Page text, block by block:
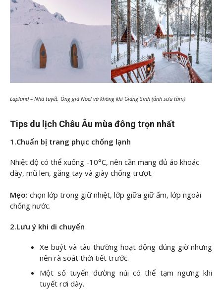
Lapland – Nhà tuyết, Ông già Noel và không khí Giáng Sinh (ảnh sưu tầm)
Tips du lịch Châu Âu mùa đông trọn nhất
1.Chuẩn bị trang phục chống lạnh
Nhiệt độ có thể xuống -10°C, nên cần mang đủ áo khoác
dày, mũ len, găng tay và giày chống trượt.
Mẹo: chọn lớp trong giữ nhiệt, lớp giữa giữ ấm, lớp ngoài
chống nước.
2.Lưu ý khi di chuyển
Xe buýt và tàu thường hoạt động đúng giờ nhưng
nên rà soát thời tiết trước.
Một số tuyến đường núi có thể tạm ngưng khi
tuyết rơi dày.